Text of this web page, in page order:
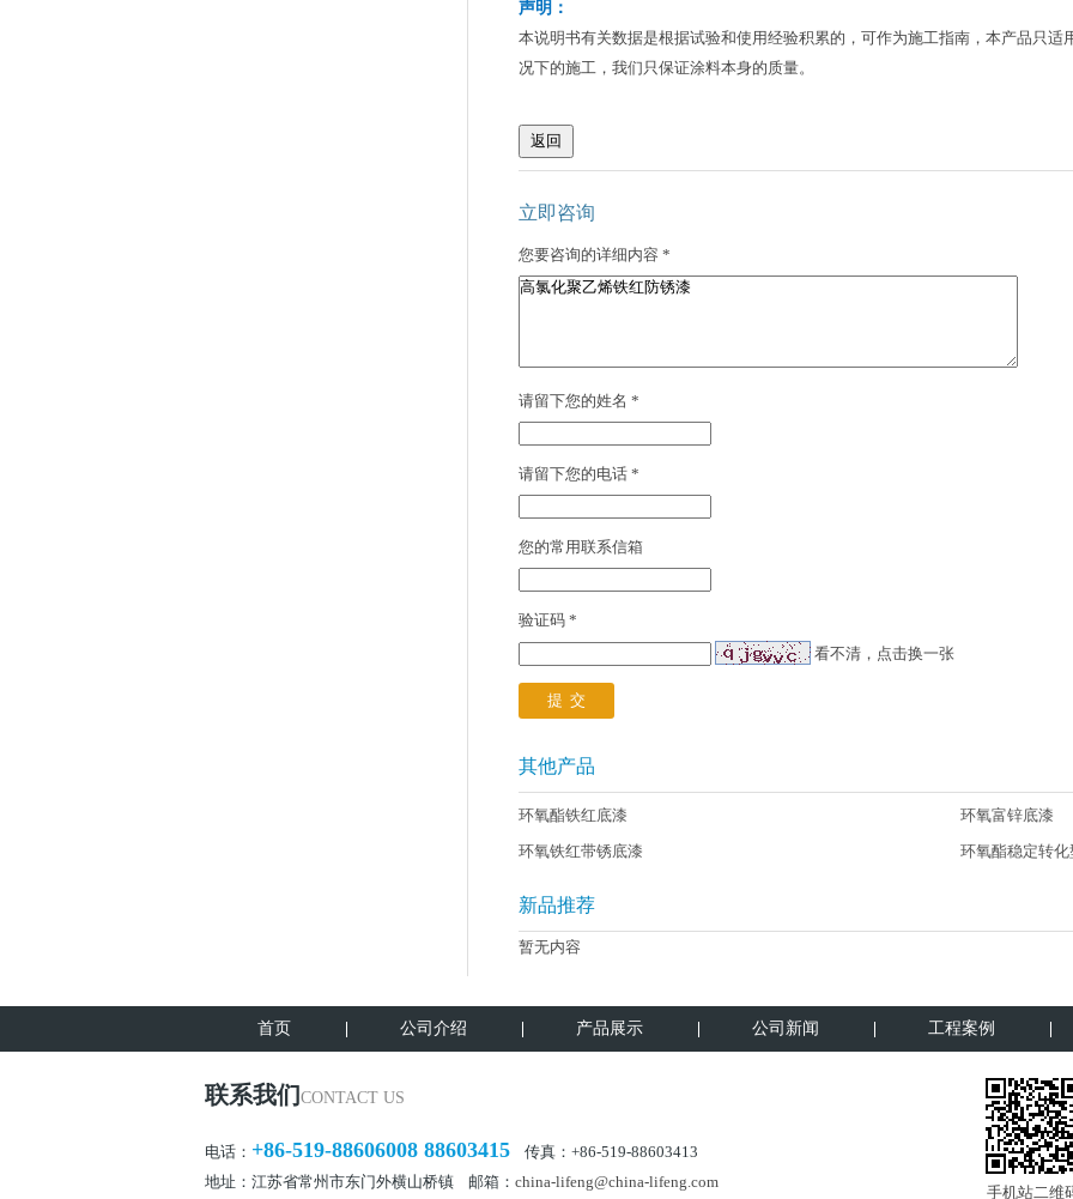
声明：
本说明书有关数据是根据试验和使用经验积累的，可作为施工指南，本产品只
况下的施工，我们只保证涂料本身的质量。
立即咨询
您要咨询的详细内容 *
请留下您的姓名 *
请留下您的电话 *
您的常用联系信箱
验证码 *
看不清，点击换一张
其他产品
环氧酯铁红底漆
环氧富锌底漆
环氧铁红带锈底漆
环氧酯稳定转
新品推荐
暂无内容
首页 公司介绍 产品展示 公司新闻 工程案例
联系我们 CONTACT US
电话： +86-519-88606008 88603415 传真：+86-519-88603413
地址：江苏省常州市东门外横山桥镇 邮箱： china-lifeng@china-lifeng.com
手机站二维